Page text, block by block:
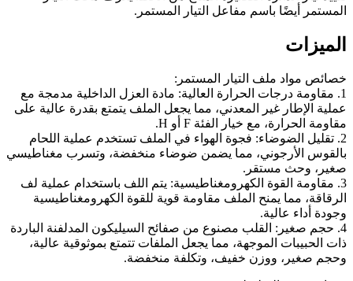
المستمر أيضًا باسم مفاعل التيار المستمر.
الميزات
خصائص مواد ملف التيار المستمر:
1. مقاومة درجات الحرارة العالية: مادة العزل الداخلية مدمجة مع
عملية الإطار غير المعدني، مما يجعل الملف يتمتع بقدرة عالية على
مقاومة الحرارة، مع خيار الفئة F أو H.
2. تقليل الضوضاء: فجوة الهواء في الملف تستخدم عملية اللحام
بالقوس الأرجوني، مما يضمن ضوضاء منخفضة، وتسرب مغناطيسي
صغير، وحث مستقر.
3. مقاومة القوة الكهرومغناطيسية: يتم اللف باستخدام عملية لف
الرقاقة، مما يمنح الملف مقاومة قوية للقوة الكهرومغناطيسية
وجودة أداء عالية.
4. حجم صغير: القلب مصنوع من صفائح السيليكون المدلفنة الباردة
ذات الحبيبات الموجهة، مما يجعل الملفات تتمتع بموثوقية عالية،
وحجم صغير، ووزن خفيف، وتكلفة منخفضة.